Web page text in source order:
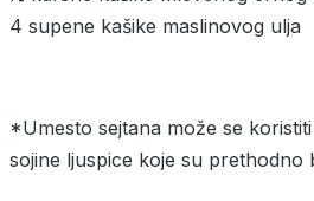
4 supene kašike maslinovog
*Umesto sejtana može se
sojine ljuspice koje su prethodno